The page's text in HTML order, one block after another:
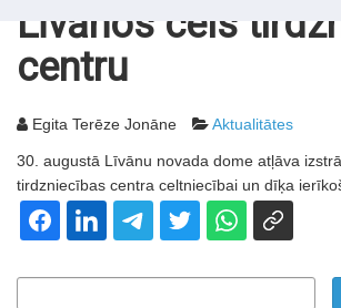
Līvānos cels
centru
Egita Terēze Jonāne Aktualitātes
30. augustā Līvānu novada dome atļāva
tirdzniecības centra celtniecībai un dīķa